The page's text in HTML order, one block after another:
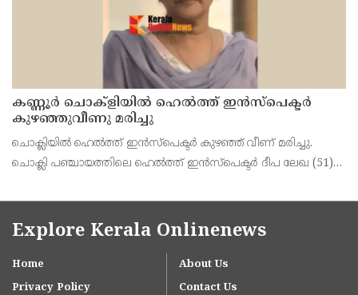
കണ്ണൂർ ചൊക്ളിയിൽ ഹെൽത്ത് ഇൻസ്പെക്ടർ
കുഴഞ്ഞുവീണു മരിച്ചു
ചൊക്ലിയിൽ ഹെൽത്ത് ഇൻസ്പെക്ടർ കുഴഞ്ഞ് വീണ് മരിച്ചു.
ചൊക്ലി പഞ്ചായത്തിലെ ഹെൽത്ത് ഇൻസ്പെക്ടർ ദീപ ലേഖ (51)
യോഗത്തിനിടെ കുഴഞ്ഞു വീണ് മരിച്ചത്. ഓർക്കാട്
Explore Kerala Onlinenews
Home
About Us
Privacy Policy
Contact Us